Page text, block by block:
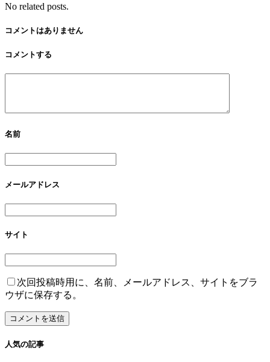
No related posts.
コメントはありません
コメントする
名前
メールアドレス
サイト
次回投稿時用に、名前、メールアドレス、サイトをブラ
ウザに保存する。
人気の記事